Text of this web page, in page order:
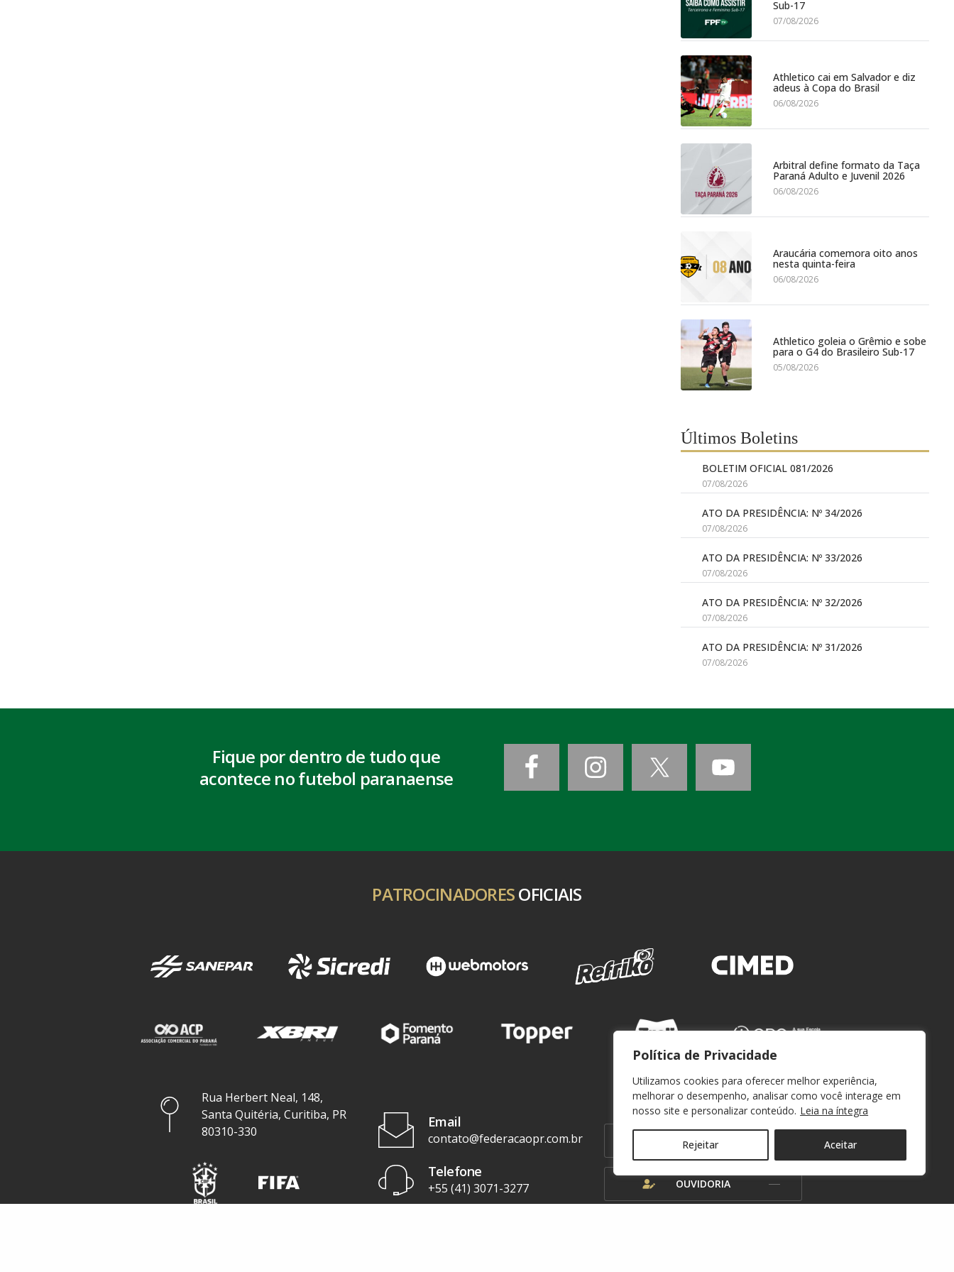
Política de Privacidade
Utilizamos cookies para oferecer melhor experiência,
melhorar o desempenho, analisar como você interage em
nosso site e personalizar conteúdo. Leia na íntegra
Rejeitar Aceitar
Sub-17
07/08/2026
Athletico cai em Salvador e diz
adeus à Copa do Brasil
06/08/2026
Arbitral define formato da Taça
Paraná Adulto e Juvenil 2026
06/08/2026
Araucária comemora oito anos
nesta quinta-feira
06/08/2026
Athletico goleia o Grêmio e sobe
para o G4 do Brasileiro Sub-17
05/08/2026
Últimos Boletins
BOLETIM OFICIAL 081/2026
07/08/2026
ATO DA PRESIDÊNCIA: Nº 34/2026
07/08/2026
ATO DA PRESIDÊNCIA: Nº 33/2026
07/08/2026
ATO DA PRESIDÊNCIA: Nº 32/2026
07/08/2026
ATO DA PRESIDÊNCIA: Nº 31/2026
07/08/2026
Fique por dentro de tudo que
acontece no futebol paranaense
PATROCINADORESOFICIAIS
Rua Herbert Neal, 148,
Santa Quitéria, Curitiba, PR
80310-330
Email
contato@federacaopr.com.br
Telefone
+55 (41) 3071-3277
WEBMAIL
OUVIDORIA